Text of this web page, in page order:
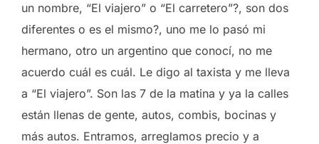
un nombre, “El viajero” o “El carretero”?, son dos
diferentes o es el mismo?, uno me lo pasó mi
hermano, otro un argentino que conocí, no me
acuerdo cuál es cuál. Le digo al taxista y me lleva
a “El viajero”. Son las 7 de la matina y ya la calles
están llenas de gente, autos, combis, bocinas y
más autos. Entramos, arreglamos precio y a